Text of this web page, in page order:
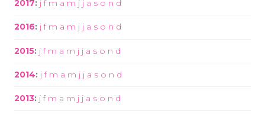
2017: j f m a m j j a s o n d
2016: j f m a m j j a s o n d
2015: j f m a m j j a s o n d
2014: j f m a m j j a s o n d
2013: j f m a m j j a s o n d